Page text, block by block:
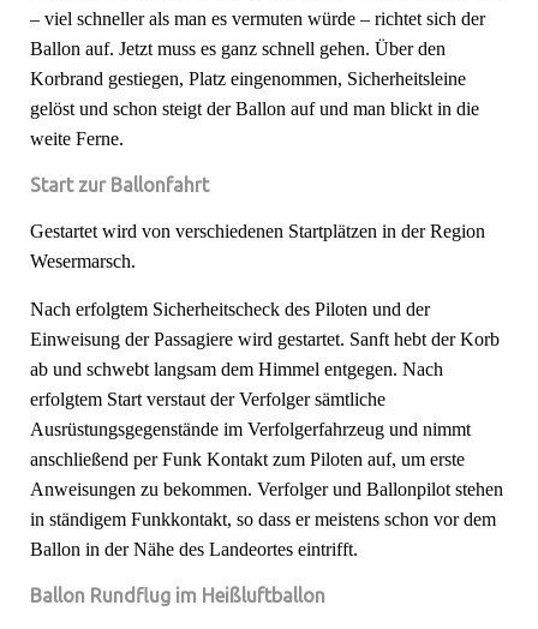
– viel schneller als man es vermuten würde – richtet sich der
Ballon auf. Jetzt muss es ganz schnell gehen. Über den
Korbrand gestiegen, Platz eingenommen, Sicherheitsleine
gelöst und schon steigt der Ballon auf und man blickt in die
weite Ferne.
Start zur Ballonfahrt
Gestartet wird von verschiedenen Startplätzen in der Region
Wesermarsch.
Nach erfolgtem Sicherheitscheck des Piloten und der
Einweisung der Passagiere wird gestartet. Sanft hebt der Korb
ab und schwebt langsam dem Himmel entgegen. Nach
erfolgtem Start verstaut der Verfolger sämtliche
Ausrüstungsgegenstände im Verfolgerfahrzeug und nimmt
anschließend per Funk Kontakt zum Piloten auf, um erste
Anweisungen zu bekommen. Verfolger und Ballonpilot stehen
in ständigem Funkkontakt, so dass er meistens schon vor dem
Ballon in der Nähe des Landeortes eintrifft.
Ballon Rundflug im Heißluftballon